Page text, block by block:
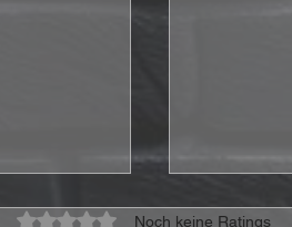
Mit 0 von 5 Sternen bewertet.
Noch keine Ratings